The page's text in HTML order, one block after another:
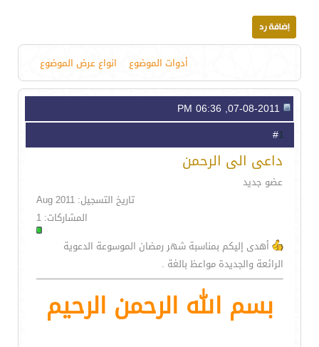
أدوات الموضوع انواع عرض الموضوع
1
داعى الى الرحمن
عضو جديد
تاريخ التسجيل: Aug 2011
المشاركات: 1
أهدى إليكم بمناسبة شهر رمضان الموسوعة الدعوية
الرائعة والجديدة مواعظ بالغة .
بسم الله الرحمن الرحيم